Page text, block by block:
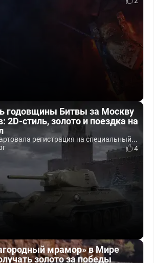
годовщины Битвы за Москву
2D-стиль, золото и поездка на
регистрация на специальный...
4
мрамор» в Мире
золото за победы